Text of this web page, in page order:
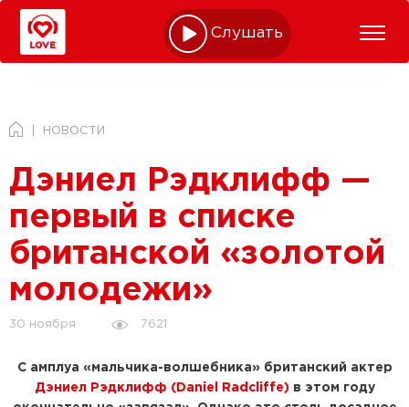
Слушать online
НОВОСТИ
Дэниел Рэдклифф —
первый в списке
британской «золотой
молодежи»
30 ноября 7621
С амплуа «мальчика-волшебника» британский актер
Дэниел Рэдклифф (Daniel Radcliffe) в этом году